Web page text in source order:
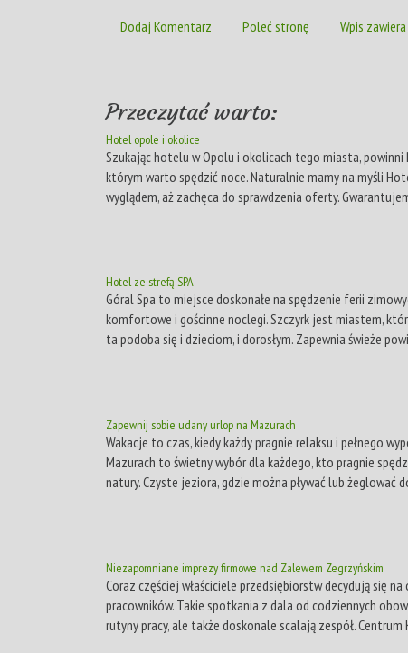
Dodaj Komentarz Poleć stronę Wpis zawiera
Przeczytać warto:
Hotel opole i okolice
Szukając hotelu w Opolu i okolicach tego miasta,
którym warto spędzić noce. Naturalnie mamy na myśli
wyglądem, aż zachęca do sprawdzenia oferty.
Hotel ze strefą SPA
Góral Spa to miejsce doskonałe na spędzenie ferii
komfortowe i gościnne noclegi. Szczyrk jest miastem,
ta podoba się i dzieciom, i dorosłym. Zapewnia świeże
Zapewnij sobie udany urlop na Mazurach
Wakacje to czas, kiedy każdy pragnie relaksu i pełnego
Mazurach to świetny wybór dla każdego, kto pragnie
natury. Czyste jeziora, gdzie można pływać lub żeglować
Niezapomniane imprezy firmowe nad Zalewem Zegrzyńskim
Coraz częściej właściciele przedsiębiorstw decydują się
pracowników. Takie spotkania z dala od codziennych
rutyny pracy, ale także doskonale scalają zespół. Centrum